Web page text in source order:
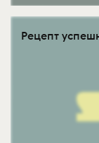
Рецепт